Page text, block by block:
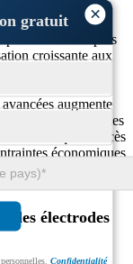
×
gratuit
Confidentialité
de marché plus
croissante aux
les
croissance du
augmente
et les
défis tels qu'un accès
économiques
dans certaines
des électrodes